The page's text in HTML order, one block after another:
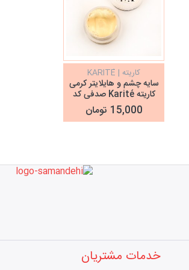
کاریته | KARITÉ
سایه چشم و هایلایتر کرمی
کاریته Karité صدفی کد
05
15,000 تومان
خدمات مشتریان